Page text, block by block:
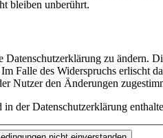
bleiben unberührt.
zu ändern.
Falle des Widerspruchs erlischt
Nutzer den Änderungen
der Datenschutzerklärung